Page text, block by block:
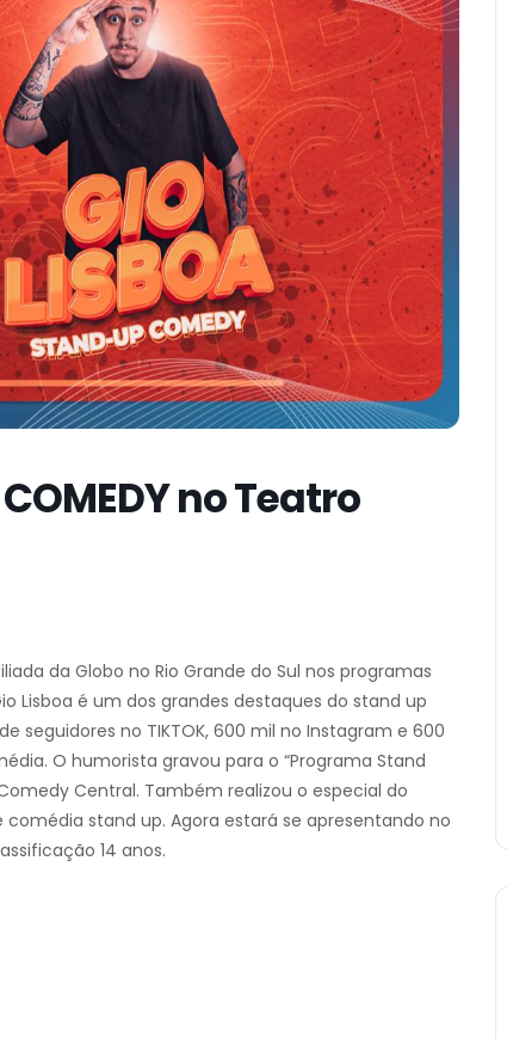
no Teatro
da Globo no Rio Grande do Sul nos programas
Lisboa é um dos grandes destaques do stand up
no TIKTOK, 600 mil no Instagram e 600
O humorista gravou para o “Programa Stand
Central. Também realizou o especial do
stand up. Agora estará se apresentando no
14 anos.